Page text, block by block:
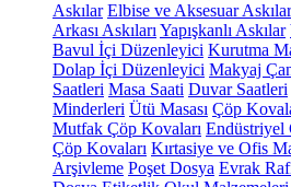
Askılar Elbise ve Aksesuar
Arkası Askıları Yapışkanlı Askılar
Bavul İçi Düzenleyici Kurutma
Dolap İçi Düzenleyici Makyaj
Saatleri Masa Saati Duvar Saatleri
Minderleri Ütü Masası Çöp
Mutfak Çöp Kovaları Endüstriyel
Çöp Kovaları Kırtasiye ve Ofis
Arşivleme Poşet Dosya Evrak